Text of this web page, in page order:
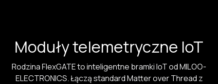
Moduły telemetryczne IoT
Rodzina FlexGATE to inteligentne bramki IoT od MILOO-
ELECTRONICS. Łączą standard Matter over Thread z